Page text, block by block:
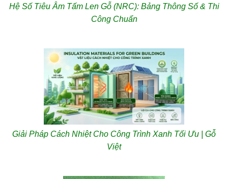
Hệ Số Tiêu Âm Tấm Len Gỗ (NRC): Bảng Thông Số & Thi
Công Chuẩn
Giải Pháp Cách Nhiệt Cho Công Trình Xanh Tối Ưu | Gỗ
Việt